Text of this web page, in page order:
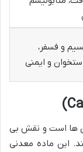
و فسفر،
و ایمنی
ها است و نقش بی
این ماده معدنی